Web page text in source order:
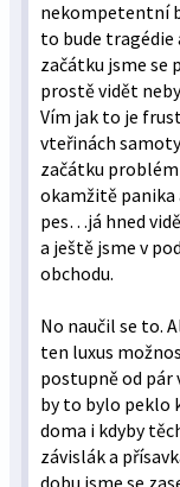
nekompetentní
to bude tragédie
začátku jsme se
prostě vidět
Vím jak to je
vteřinách
začátku
okamžitě panika
pes…já hned
a ještě jsme v
obchodu.
No naučil se to.
ten luxus
postupně od pár
by to bylo peklo
doma i kdyby
závislák a